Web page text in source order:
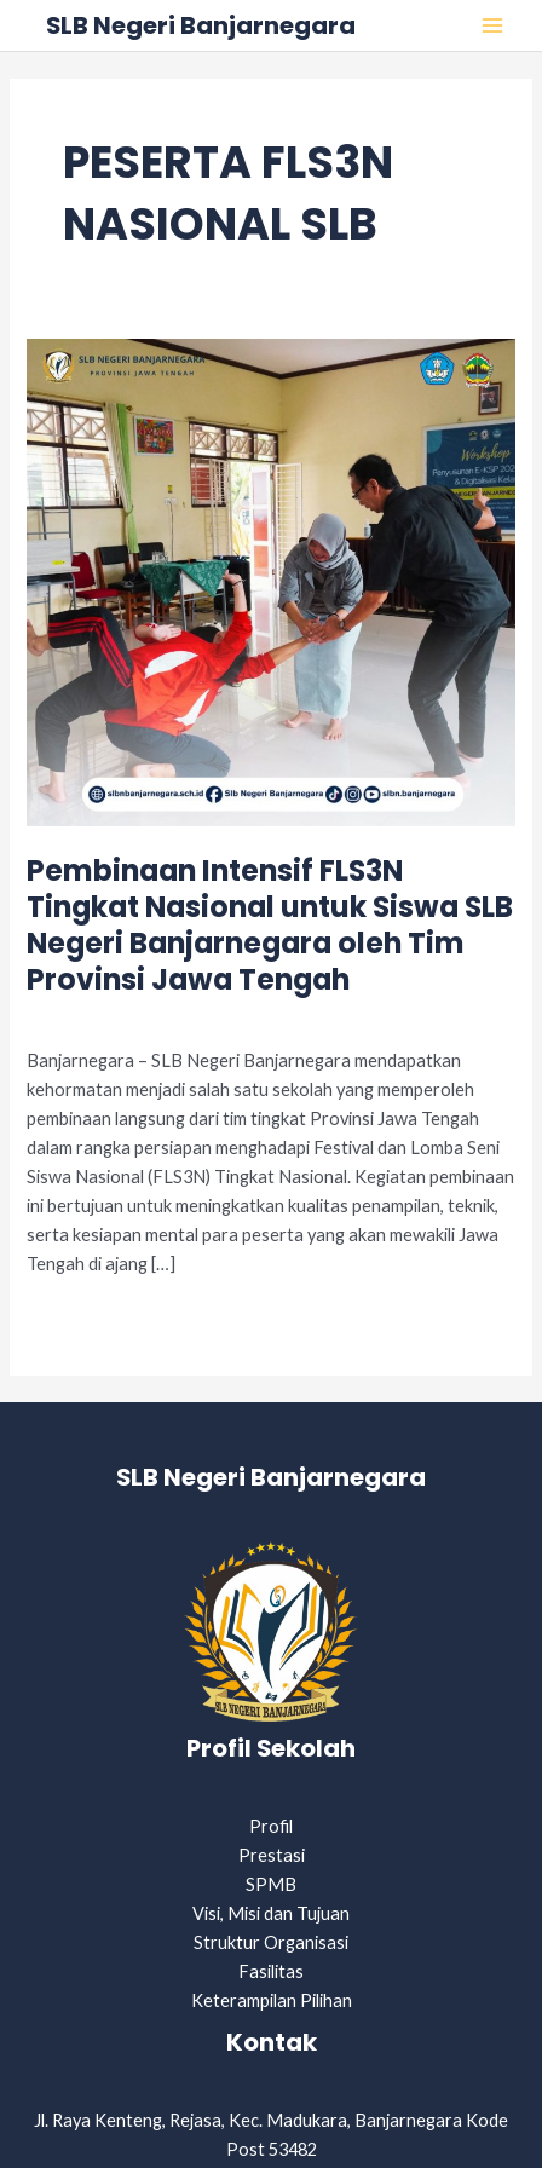
SLB Negeri Banjarnegara
PESERTA FLS3N
NASIONAL SLB
Pembinaan Intensif FLS3N
Tingkat Nasional untuk Siswa SLB
Negeri Banjarnegara oleh Tim
Provinsi Jawa Tengah
Banjarnegara – SLB Negeri Banjarnegara mendapatkan
kehormatan menjadi salah satu sekolah yang memperoleh
pembinaan langsung dari tim tingkat Provinsi Jawa Tengah
dalam rangka persiapan menghadapi Festival dan Lomba Seni
Siswa Nasional (FLS3N) Tingkat Nasional. Kegiatan pembinaan
ini bertujuan untuk meningkatkan kualitas penampilan, teknik,
serta kesiapan mental para peserta yang akan mewakili Jawa
Tengah di ajang […]
Pembinaan
Intensif
FLS3N
Tingkat
Nasional
untuk
Siswa
SLB
Negeri
Banjarnegara
oleh
Tim
Provinsi
Jawa
Tengah
SLB Negeri Banjarnegara
Profil Sekolah
Profil
Prestasi
SPMB
Visi, Misi dan Tujuan
Struktur Organisasi
Fasilitas
Keterampilan Pilihan
Kontak
Jl. Raya Kenteng, Rejasa, Kec. Madukara, Banjarnegara Kode
Post 53482